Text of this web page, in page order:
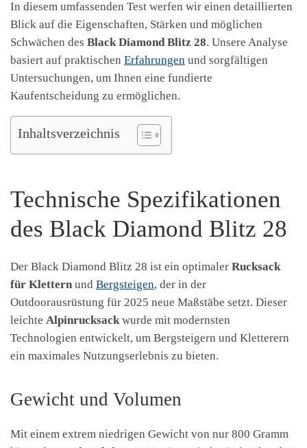
In diesem umfassenden Test werfen wir einen detaillierten
Blick auf die Eigenschaften, Stärken und möglichen
Schwächen des Black Diamond Blitz 28. Unsere Analyse
basiert auf praktischen Erfahrungen und sorgfältigen
Untersuchungen, um Ihnen eine fundierte
Kaufentscheidung zu ermöglichen.
Inhaltsverzeichnis
Technische Spezifikationen
des Black Diamond Blitz 28
Der Black Diamond Blitz 28 ist ein optimaler Rucksack
für Klettern und Bergsteigen, der in der
Outdoorausrüstung für 2025 neue Maßstäbe setzt. Dieser
leichte Alpinrucksackwurde mit modernsten
Technologien entwickelt, um Bergsteigern und Kletterern
ein maximales Nutzungserlebnis zu bieten.
Gewicht und Volumen
Mit einem extrem niedrigen Gewicht von nur 800 Gramm